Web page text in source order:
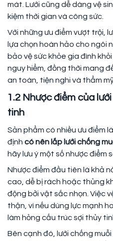
mát. Lưới cũng dễ dàng vệ
kiệm thời gian và công sức.
Với những ưu điểm vượt trội,
lựa chọn hoàn hảo cho ngôi
bảo vệ sức khỏe gia đình
nguy hiểm, đồng thời mang
an toàn, tiện nghi và thẩm
1.2 Nhược điểm của
tinh
Sản phẩm có nhiều ưu điểm
định có nên lắp lưới chống
hãy lưu ý một số nhược điểm
Nhược điểm đầu tiên là khả
cao, dễ bị rách hoặc thủng
động bởi vật sắc nhọn. Việc
thận, vì nếu dùng lực mạnh
làm hỏng cấu trúc sợi thủy
Bên cạnh đó, lưới chống